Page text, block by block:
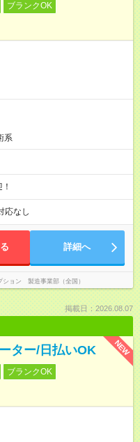
ブランクOK
系
応なし
詳細へ
ション 製造事業部（全国）
掲載日：2026.08.07
NEW
ター/日払いOK
ブランクOK